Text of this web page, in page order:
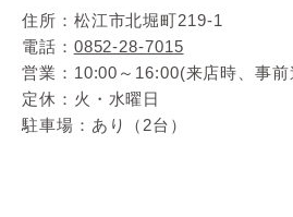
住所：松江市北堀町219‐1
電話： 0852-28-7015
営業：10:00～16:00(来店時、事
定休：火・水曜日
駐車場：あり（2台）